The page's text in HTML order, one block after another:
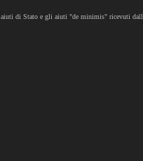
di Stato e gli aiuti "de minimis" ricevuti